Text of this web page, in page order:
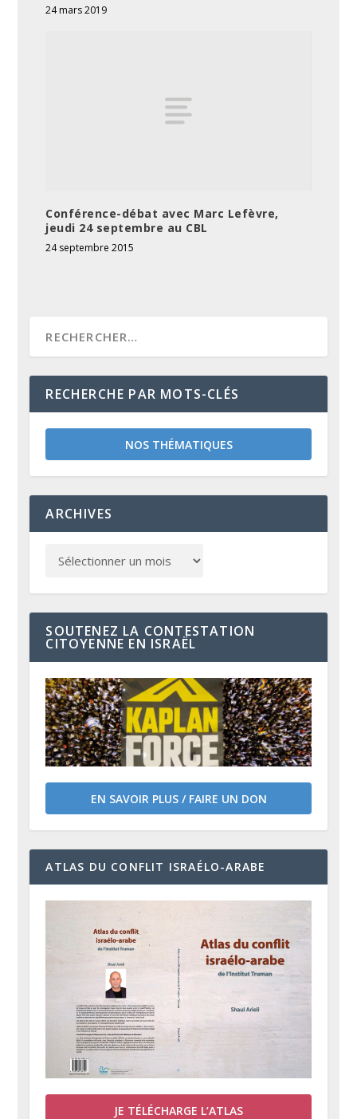
24 mars 2019
Conférence-débat avec Marc Lefèvre,
jeudi 24 septembre au CBL
24 septembre 2015
RECHERCHE PAR MOTS-CLÉS
NOS THÉMATIQUES
ARCHIVES
SOUTENEZ LA CONTESTATION
CITOYENNE EN ISRAËL
EN SAVOIR PLUS / FAIRE UN DON
ATLAS DU CONFLIT ISRAÉLO-ARABE
JE TÉLÉCHARGE L’ATLAS